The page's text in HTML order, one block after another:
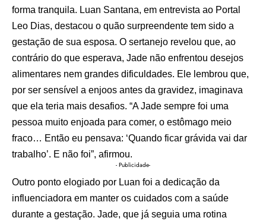
forma tranquila. Luan Santana, em entrevista ao Portal
Leo Dias, destacou o quão surpreendente tem sido a
gestação de sua esposa. O sertanejo revelou que, ao
contrário do que esperava, Jade não enfrentou desejos
alimentares nem grandes dificuldades. Ele lembrou que,
por ser sensível a enjoos antes da gravidez, imaginava
que ela teria mais desafios. “A Jade sempre foi uma
pessoa muito enjoada para comer, o estômago meio
fraco… Então eu pensava: ‘Quando ficar grávida vai dar
trabalho’. E não foi”, afirmou.
- Publicidade-
Outro ponto elogiado por Luan foi a dedicação da
influenciadora em manter os cuidados com a saúde
durante a gestação. Jade, que já seguia uma rotina